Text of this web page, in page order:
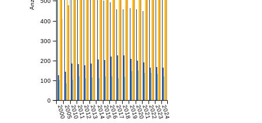
20002005201020112012201320142015201620172018201920202021202220232024
0
100
200
300
400